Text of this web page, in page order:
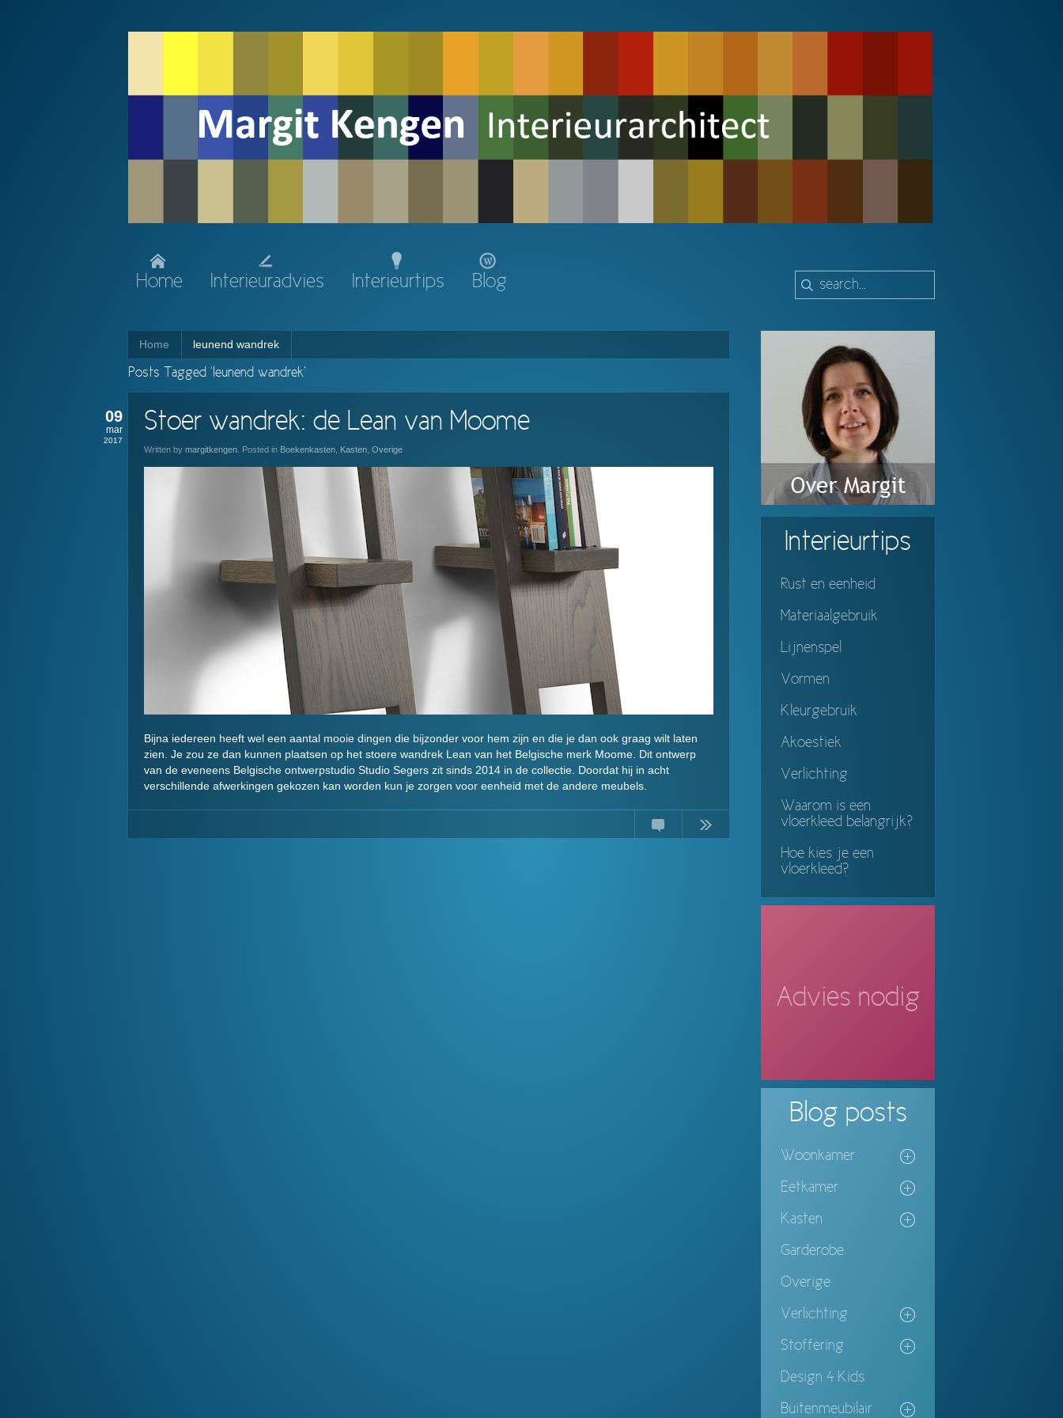
Home Interieuradvies Interieurtips Blog
Home leunend wandrek
Posts Tagged ‘leunend wandrek’
09
mar
2017
Stoer wandrek: de Lean van Moome
Written by margitkengen . Posted in Boekenkasten Kasten Overige
Bijna iedereen heeft wel een aantal mooie dingen die bijzonder voor hem zijn en die je dan ook graag wilt laten
zien. Je zou ze dan kunnen plaatsen op het stoere wandrek Lean van het Belgische merk Moome. Dit ontwerp
van de eveneens Belgische ontwerpstudio Studio Segers zit sinds 2014 in de collectie. Doordat hij in acht
verschillende afwerkingen gekozen kan worden kun je zorgen voor eenheid met de andere meubels.
Continue
Interieurtips
Rust en eenheid
Materiaalgebruik
Lijnenspel
Vormen
Kleurgebruik
Akoestiek
Verlichting
Waarom is een
vloerkleed belangrijk?
Hoe kies je een
vloerkleed?
Advies nodig
Blog posts
Woonkamer
Eetkamer
Kasten
Garderobe
Overige
Verlichting
Stoffering
Design 4 Kids
Buitenmeubilair